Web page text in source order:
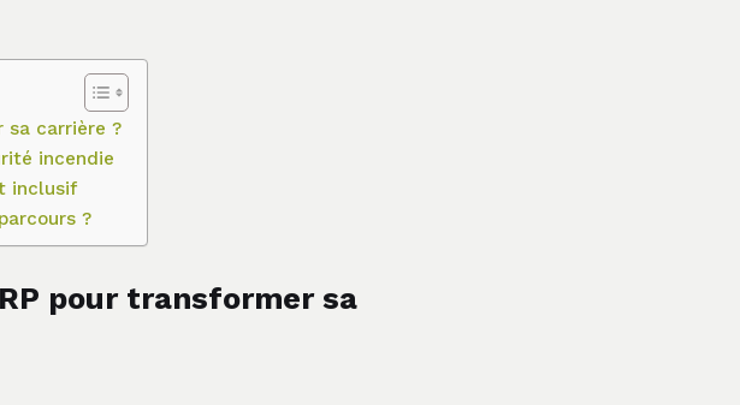
sa carrière ?
incendie
inclusif
?
pour transformer sa